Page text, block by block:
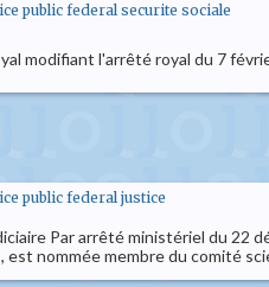
public federal securite sociale
modifiant l'arrêté royal du 7
public federal justice
Par arrêté ministériel du 22
est nommée membre du comité